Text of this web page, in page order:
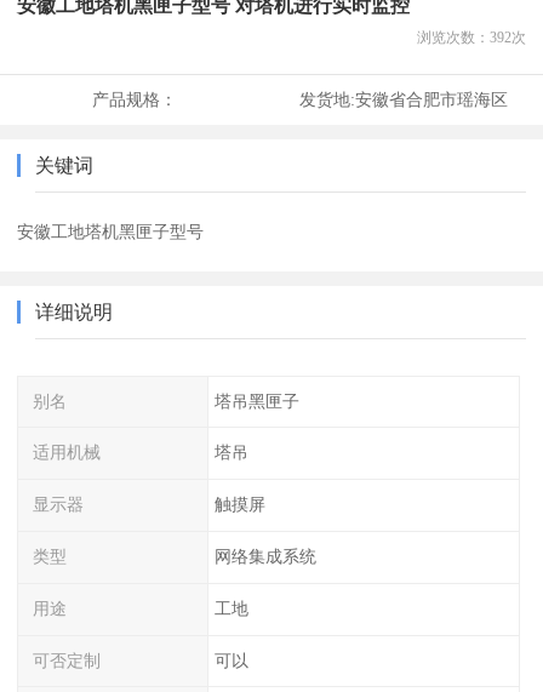
安徽工地塔机黑匣子型号 对塔机进行实时监控
浏览次数： 392次
产品规格： 发货地:安徽省合肥市瑶海区
关键词
安徽工地塔机黑匣子型号
详细说明
别名 塔吊黑匣子
适用机械 塔吊
显示器 触摸屏
类型 网络集成系统
用途 工地
可否定制 可以